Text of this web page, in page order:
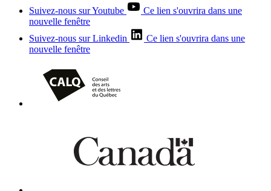
Suivez-nous sur Youtube
Ce lien s'ouvrira dans une
nouvelle fenêtre
Suivez-nous sur Linkedin
Ce lien s'ouvrira dans une
nouvelle fenêtre